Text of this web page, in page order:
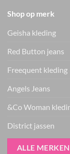
Shop op merk
Geisha kleding
Red Button jeans
Freequent kleding
Angels Jeans
&Co Woman
District jassen
ALLE